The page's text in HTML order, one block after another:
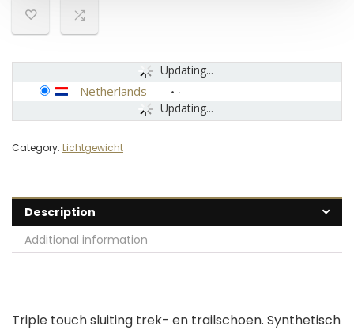
Updating...
Updating...
Netherlands -
Category: Lichtgewicht
Description
Additional information
Triple touch sluiting trek- en trailschoen. Synthetisch